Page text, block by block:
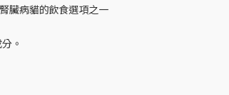
臟病貓的飲食選項之一
。